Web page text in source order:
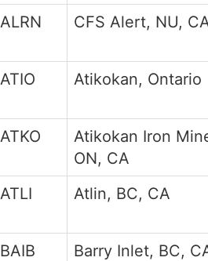
ALRN CFS Alert, NU,
ATIO Atikokan, Ontario
ATKO
Atikokan Iron
ON, CA
ATLI Atlin, BC, CA
BAIB Barry Inlet, BC,